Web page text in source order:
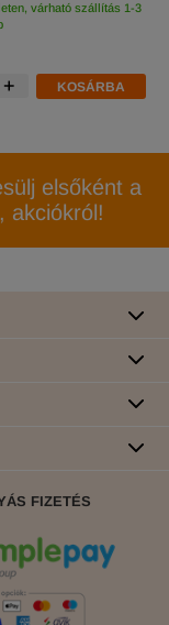
várható szállítás 1-3
+ KOSÁRBA
elsőként a
akciókról!
FIZETÉS